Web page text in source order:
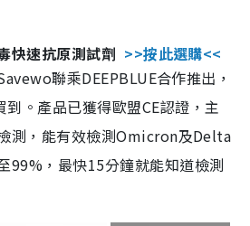
快速抗原測試劑 >>按此選購<<
聯乘DEEPBLUE合作推出，
。產品已獲得歐盟CE認證，主
測，能有效檢測Omicron及Delta
99%，最快15分鐘就能知道檢測